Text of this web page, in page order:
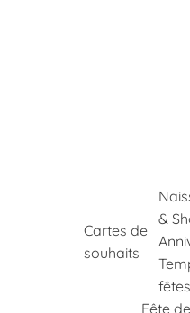
Cartes de
souhaits
&
fêtes
Fête